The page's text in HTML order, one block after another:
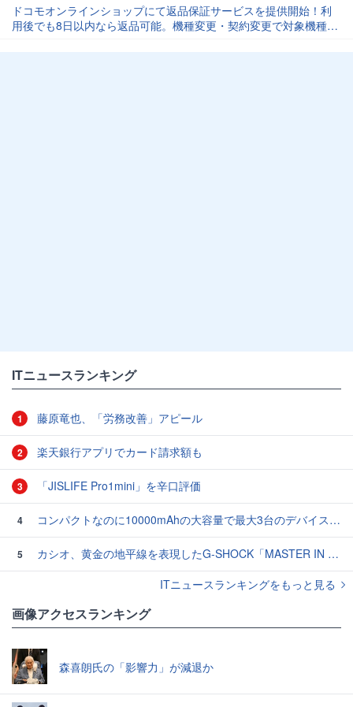
ドコモオンラインショップにて返品保証サービスを提供開始！利
用後でも8日以内なら返品可能。機種変更・契約変更で対象機種を
ITニュースランキング
1 藤原竜也、「労務改善」アピール
2 楽天銀行アプリでカード請求額も
3 「JISLIFE Pro1mini」を辛口評価
4 コンパクトなのに10000mAhの大容量で最大3台のデバイスを同時充電できる半固体モバイルバッテリー「SMARTCOBY Pro SLIM SS」レビュー
5
カシオ、黄金の地平線を表現したG-SHOCK「MASTER IN HORIZON GOLD」3モデル
ITニュースランキングをもっと見る
画像アクセスランキング
森喜朗氏の「影響力」が減退か